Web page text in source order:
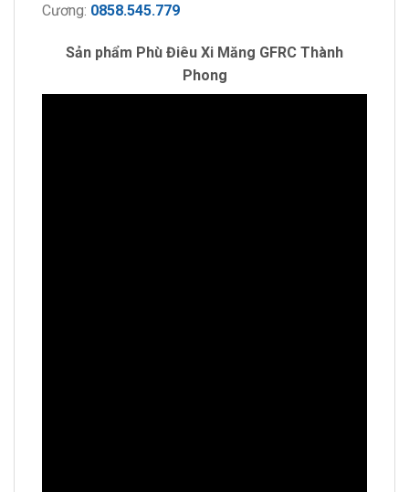
Cương: 0858.545.779
Sản phẩm Phù Điêu Xi Măng GFRC Thành
Phong